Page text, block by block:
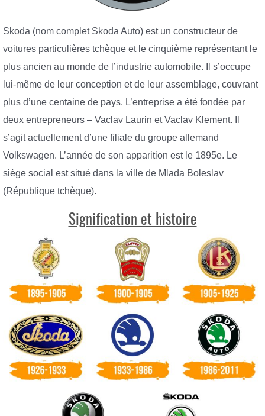
Skoda (nom complet Skoda Auto) est un constructeur de
voitures particulières tchèque et le cinquième représentant le
plus ancien au monde de l’industrie automobile. Il s’occupe
lui-même de leur conception et de leur assemblage, couvrant
plus d’une centaine de pays. L’entreprise a été fondée par
deux entrepreneurs – Vaclav Laurin et Vaclav Klement. Il
s’agit actuellement d’une filiale du groupe allemand
Volkswagen. L’année de son apparition est le 1895e. Le
siège social est situé dans la ville de Mlada Boleslav
(République tchèque).
Signification et histoire